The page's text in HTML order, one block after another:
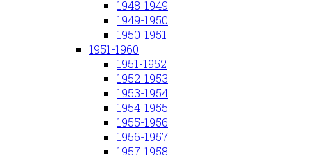
1948-1949
1949-1950
1950-1951
1951-1960
1951-1952
1952-1953
1953-1954
1954-1955
1955-1956
1956-1957
1957-1958